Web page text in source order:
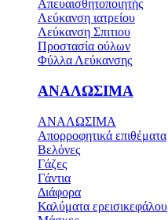
Απευαισθητοποιητής
Λεύκανση ιατρείου
Λεύκανση Σπιτιου
Προστασία ούλων
Φύλλα Λεύκανσης
ΑΝΑΛΩΣΙΜΑ
ΑΝΑΛΩΣΙΜΑ
Απορροφητικά επιθέματα
Βελόνες
Γάζες
Γάντια
Διάφορα
Καλύματα ερεισικεφάλου